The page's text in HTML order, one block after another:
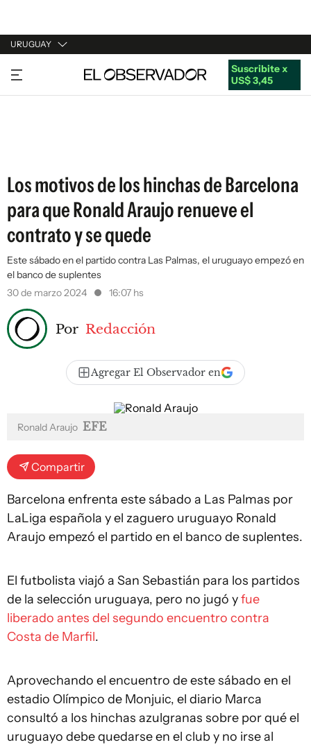
URUGUAY
URUGUAY
ARGENTINA
Suscribite x
US$ 3,45
Los motivos de los hinchas de Barcelona
para que Ronald Araujo renueve el
contrato y se quede
Este sábado en el partido contra Las Palmas, el uruguayo empezó en
el banco de suplentes
30 de marzo 2024
16:07 hs
Por Redacción
Agregar El Observador en
Ronald Araujo EFE
Compartir
Barcelona enfrenta este sábado a Las Palmas por
LaLiga española y el zaguero uruguayo Ronald
Araujo empezó el partido en el banco de suplentes.
El futbolista viajó a San Sebastián para los partidos
de la selección uruguaya, pero no jugó yfue
liberado antes del segundo encuentro contra
Costa de Marfil.
Aprovechando el encuentro de este sábado en el
estadio Olímpico de Monjuic, el diario Marca
consultó a los hinchas azulgranas sobre por qué el
uruguayo debe quedarse en el club y no irse al